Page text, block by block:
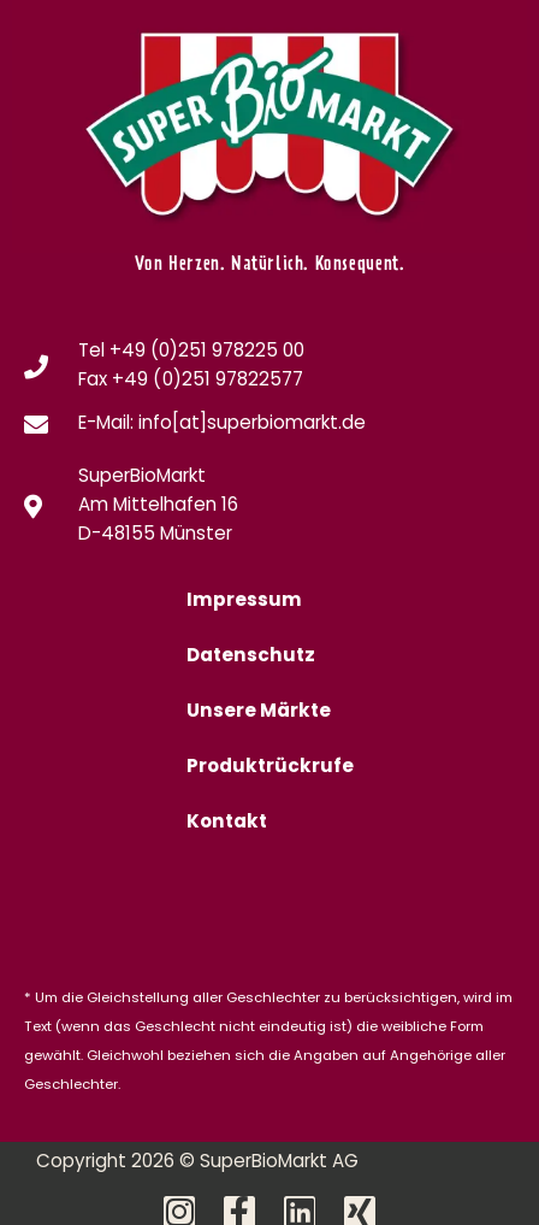
Von Herzen. Natürlich. Konsequent.
Tel +49 (0)251 978225 00
Fax +49 (0)251 97822577
E-Mail: info[at]superbiomarkt.de
SuperBioMarkt
Am Mittelhafen 16
D-48155 Münster
Impressum
Datenschutz
Unsere Märkte
Produktrückrufe
Kontakt
* Um die Gleichstellung aller Geschlechter zu berücksichtigen, wird im
Text (wenn das Geschlecht nicht eindeutig ist) die weibliche Form
gewählt. Gleichwohl beziehen sich die Angaben auf Angehörige aller
Geschlechter.
Copyright 2026 © SuperBioMarkt AG